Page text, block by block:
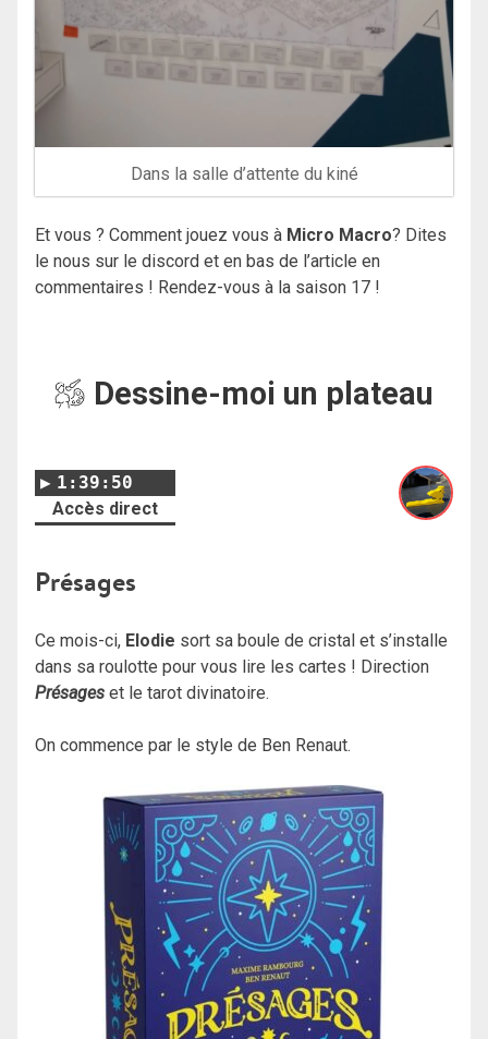
Dans la salle d’attente du kiné
Et vous ? Comment jouez vous à Micro Macro? Dites
le nous sur le discord et en bas de l’article en
commentaires ! Rendez-vous à la saison 17 !
Dessine-moi un plateau
1:39:50
Accès direct
Présages
Ce mois-ci, Elodie sort sa boule de cristal et s’installe
dans sa roulotte pour vous lire les cartes ! Direction
Présages et le tarot divinatoire.
On commence par le style de Ben Renaut.